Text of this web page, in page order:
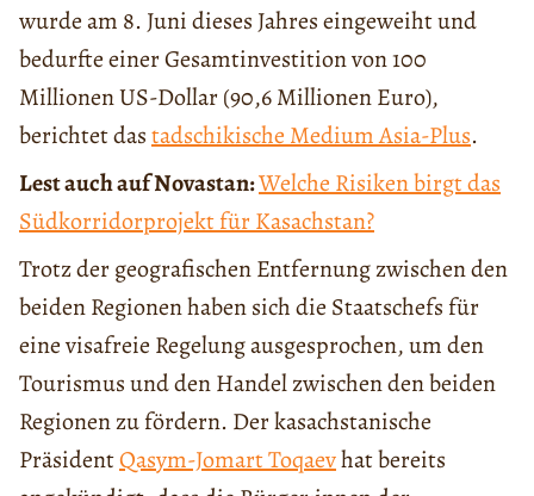
wurde am 8. Juni dieses Jahres eingeweiht und
bedurfte einer Gesamtinvestition von 100
Millionen US-Dollar (90,6 Millionen Euro),
berichtet dastadschikische Medium Asia-Plus.
Lest auch auf Novastan:Welche Risiken birgt das
Südkorridorprojekt für Kasachstan?
Trotz der geografischen Entfernung zwischen den
beiden Regionen haben sich die Staatschefs für
eine visafreie Regelung ausgesprochen, um den
Tourismus und den Handel zwischen den beiden
Regionen zu fördern. Der kasachstanische
PräsidentQasym-Jomart Toqaevhat bereits